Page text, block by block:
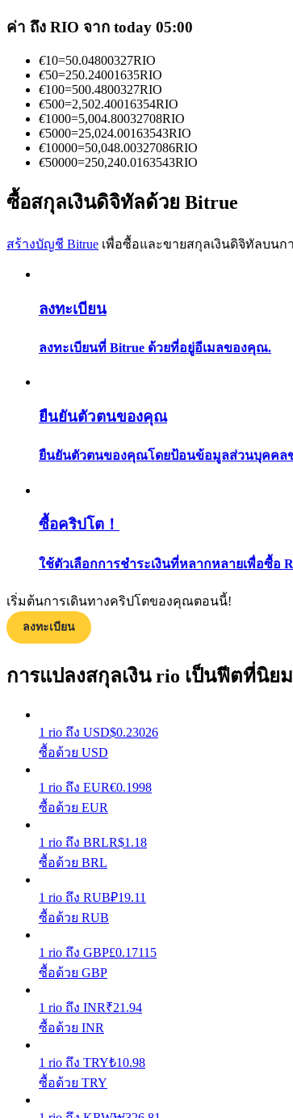
เป็นเทรดเดอร์คัดลอก
ข้อมูล
แนะนำ
คู่มือเริ่มต้นฟิวเจอร์ส
เรียนรู้วิธีการรักษาผลกำไร
ได้รับ
พาวเวอร์พิกกี้
ค่า ถึง RIO จาก today 05:00
€10=50.04800327RIO
€50=250.24001635RIO
€100=500.4800327RIO
€500=2,502.40016354RIO
€1000=5,004.80032708RIO
€5000=25,024.00163543RIO
€10000=50,048.00327086RIO
€50000=250,240.0163543RIO
ซื้อสกุลเงินดิจิทัลด้วย Bitrue
สร้างบัญชี Bitrue เพื่อซื้อและขายสกุลเงินดิจิทัลบน
ลงทะเบียน
ลงทะเบียนที่ Bitrue ด้วยที่อยู่อีเมลของคุณ.
ยืนยันตัวตนของคุณ
ยืนยันตัวตนของคุณโดยป้อนข้อมูลส่วนบุคคล
ซื้อคริปโต！
ใช้ตัวเลือกการชำระเงินที่หลากหลายเพื่อซื้อ
เริ่มต้นการเดินทางคริปโตของคุณตอนนี้!
ลงทะเบียน
การแปลงสกุลเงิน rio เป็นฟีตที่นิยม
1 rio ถึง USD$0.23026
ซื้อด้วย USD
1 rio ถึง EUR€0.1998
ซื้อด้วย EUR
1 rio ถึง BRLR$1.18
ซื้อด้วย BRL
1 rio ถึง RUB₽19.11
ซื้อด้วย RUB
1 rio ถึง GBP£0.17115
ซื้อด้วย GBP
1 rio ถึง INR₹21.94
ซื้อด้วย INR
1 rio ถึง TRY₺10.98
ซื้อด้วย TRY